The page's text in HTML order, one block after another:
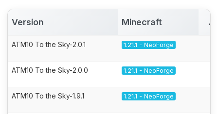
Version Minecraft
ATM10 To the Sky-2.0.1 1.21.1 - NeoForge
ATM10 To the Sky-2.0.0 1.21.1 - NeoForge
ATM10 To the Sky-1.9.1 1.21.1 - NeoForge